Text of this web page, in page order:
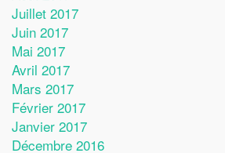
Juillet 2017
Juin 2017
Mai 2017
Avril 2017
Mars 2017
Février 2017
Janvier 2017
Décembre 2016